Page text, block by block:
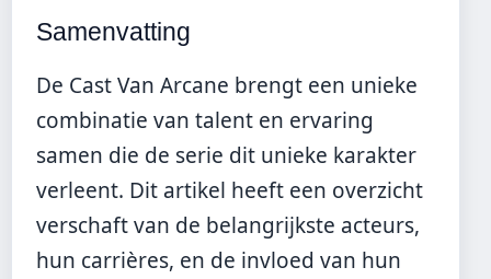
Samenvatting
De Cast Van Arcane brengt een unieke
combinatie van talent en ervaring
samen die de serie dit unieke karakter
verleent. Dit artikel heeft een overzicht
verschaft van de belangrijkste acteurs,
hun carrières, en de invloed van hun